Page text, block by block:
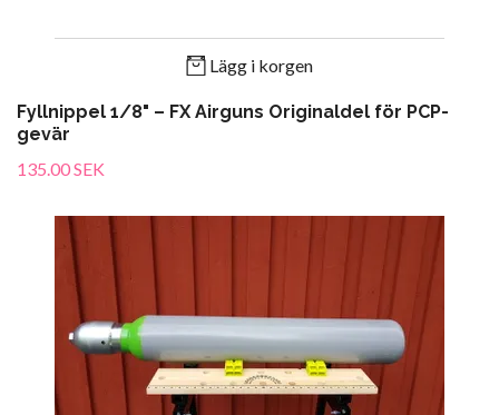
Lägg i korgen
Fyllnippel 1/8" – FX Airguns Originaldel för PCP-
gevär
135.00 SEK